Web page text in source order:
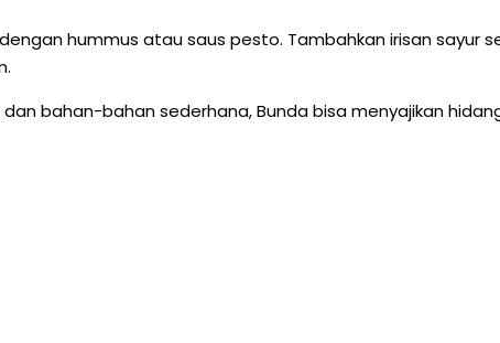
hummus atau saus pesto. Tambahkan irisan sayur
bahan-bahan sederhana, Bunda bisa menyajikan